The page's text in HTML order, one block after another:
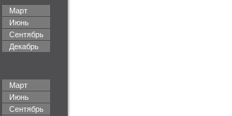
Март
Июнь
Сентябрь
Декабрь
Март
Июнь
Сентябрь